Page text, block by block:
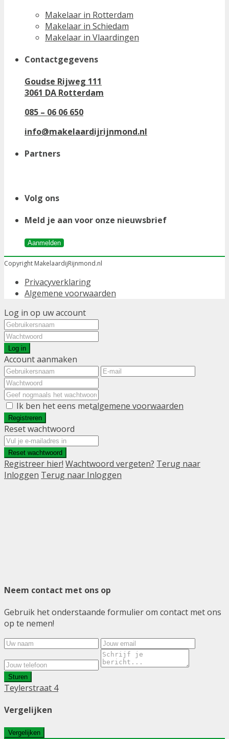
Makelaar in Rotterdam
Makelaar in Schiedam
Makelaar in Vlaardingen
Contactgegevens
Goudse Rijweg 111
3061 DA Rotterdam
085 – 06 06 650
info@makelaardijrijnmond.nl
Partners
Volg ons
Meld je aan voor onze nieuwsbrief
Aanmelden
Copyright MakelaardijRijnmond.nl
Privacyverklaring
Algemene voorwaarden
Log in op uw account
Log in
Account aanmaken
Ik ben het eens metalgemene voorwaarden
Registreren
Reset wachtwoord
Reset wachtwoord
Registreer hier! Wachtwoord vergeten? Terug naar
Inloggen Terug naar Inloggen
Neem contact met ons op
Gebruik het onderstaande formulier om contact met ons
op te nemen!
Sturen
Teylerstraat 4
Vergelijken
Vergelijken